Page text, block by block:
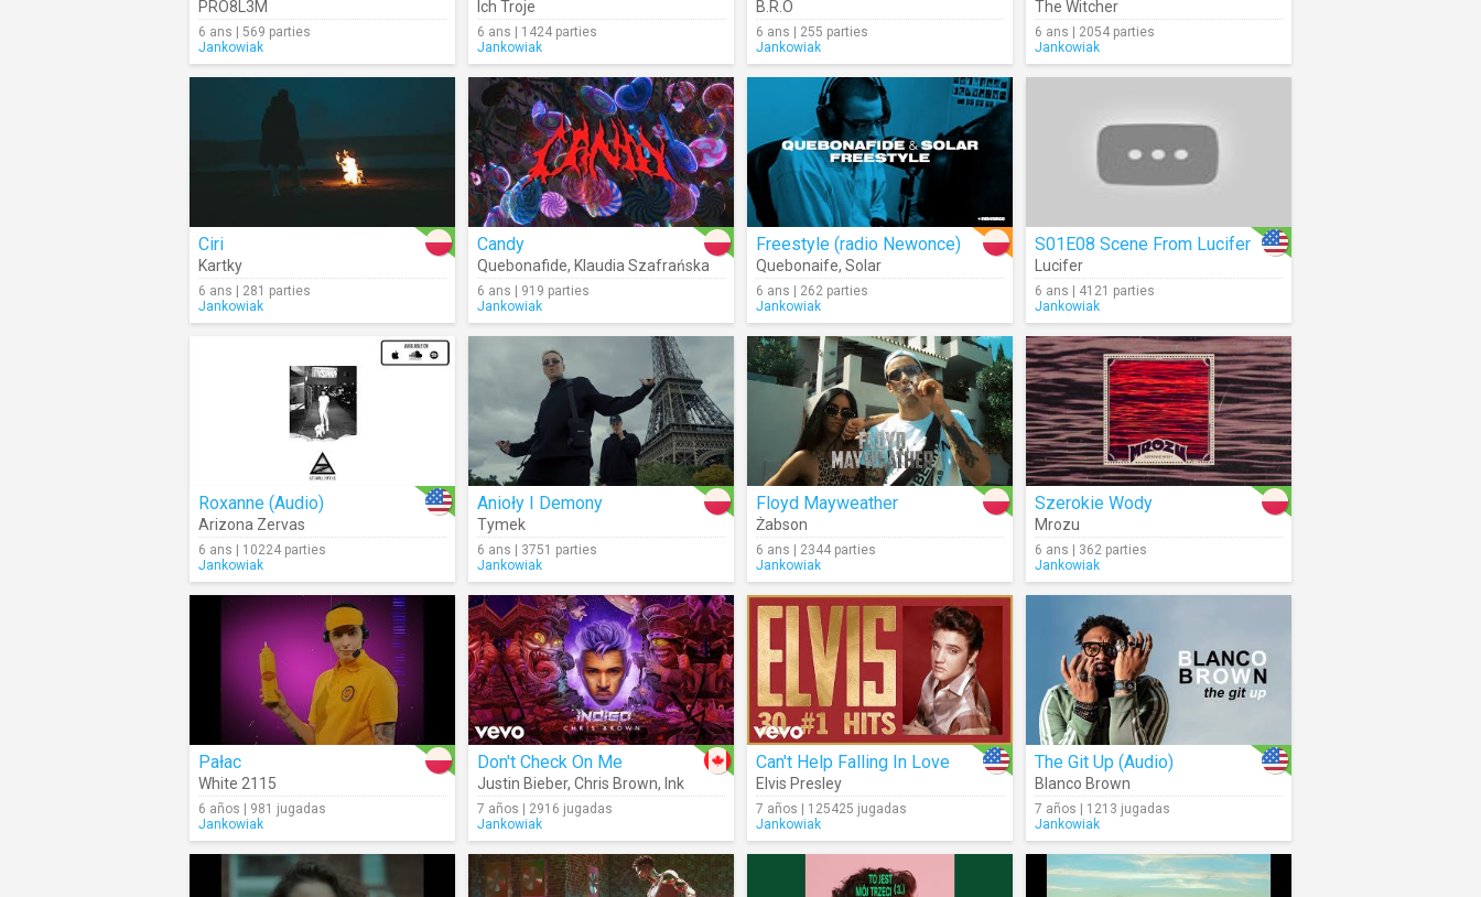
PRO8L3M
6 ans | 569 parties
Jankowiak
Ich Troje
6 ans | 1424 parties
Jankowiak
B.R.O
6 ans | 255 parties
Jankowiak
The Witcher
6 ans | 2054 parties
Jankowiak
Ciri
Kartky
6 ans | 281 parties
Jankowiak
Candy
Quebonafide, Klaudia Szafrańska
6 ans | 919 parties
Jankowiak
Freestyle (radio Newonce)
Quebonaife, Solar
6 ans | 262 parties
Jankowiak
S01E08 Scene From Lucifer
Lucifer
6 ans | 4121 parties
Jankowiak
Roxanne (Audio)
Arizona Zervas
6 ans | 10224 parties
Jankowiak
Anioły I Demony
Tymek
6 ans | 3751 parties
Jankowiak
Floyd Mayweather
Żabson
6 ans | 2344 parties
Jankowiak
Szerokie Wody
Mrozu
6 ans | 362 parties
Jankowiak
Pałac
White 2115
6 años | 981 jugadas
Jankowiak
Don't Check On Me
Justin Bieber, Chris Brown, Ink
7 años | 2916 jugadas
Jankowiak
Can't Help Falling In Love
Elvis Presley
7 años | 125425 jugadas
Jankowiak
The Git Up (Audio)
Blanco Brown
7 años | 1213 jugadas
Jankowiak